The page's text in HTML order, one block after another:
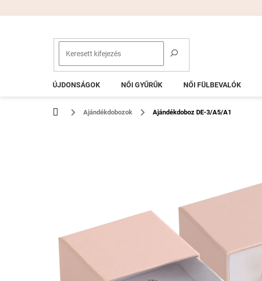
ÚJDONSÁGOK NŐI GYŰRŰK NŐI FÜLBEVALÓK
KezdőlapAjándékdobozok Ajándékdoboz DE-3/A5/A1